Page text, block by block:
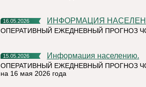
16.05.2026 ИНФОРМАЦИЯ
ОПЕРАТИВНЫЙ ЕЖЕДНЕВНЫЙ ПРОГНОЗ
15.05.2026 Информация населению.
ОПЕРАТИВНЫЙ ЕЖЕДНЕВНЫЙ ПРОГНОЗ
на 16 мая 2026 года